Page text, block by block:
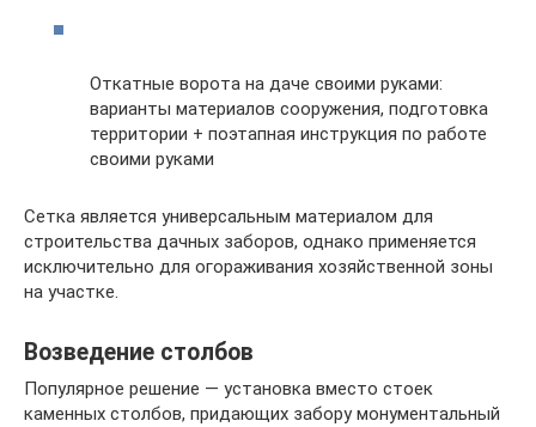
Откатные ворота на даче своими руками:
варианты материалов сооружения, подготовка
территории + поэтапная инструкция по работе
своими руками
Сетка является универсальным материалом для
строительства дачных заборов, однако применяется
исключительно для огораживания хозяйственной зоны
на участке.
Возведение столбов
Популярное решение — установка вместо стоек
каменных столбов, придающих забору монументальный